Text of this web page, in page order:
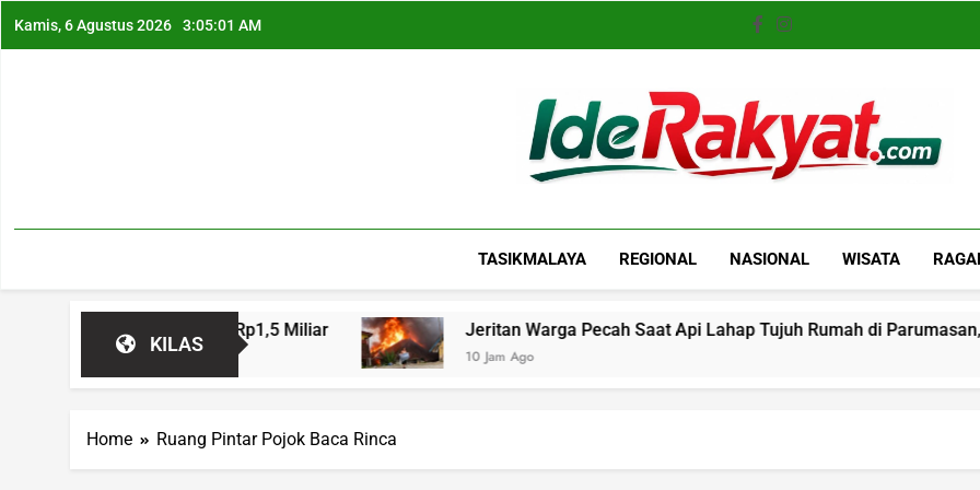
Kamis, 6 Agustus 2026 3:05:01 AM
Iderakyat.com
TASIKMALAYA REGIONAL NASIONAL WISATA
KILAS
Kerugian Rp1,5 Miliar Jeritan Warga Pecah Saat Api Lahap Tujuh Rumah di Parumasan,
10 Jam Ago
Home Ruang Pintar Pojok Baca Rinca